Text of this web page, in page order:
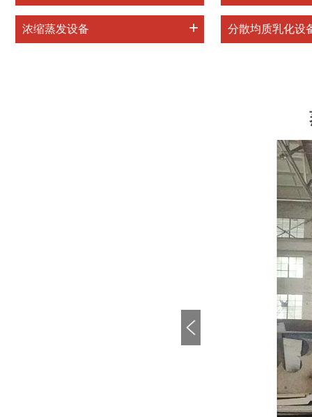
浓缩蒸发设备 + 分散均质乳化设